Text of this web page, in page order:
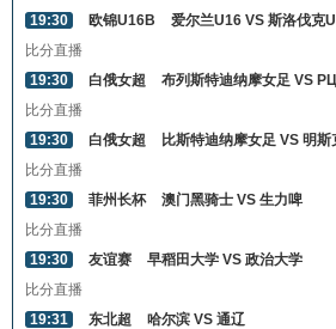
19:30
欧锦U16B
爱尔兰U16 VS 斯洛伐克
比分直播
19:30
白俄女超
布列斯特迪纳摩女足 VS
比分直播
19:30
白俄女超
比斯特迪纳摩女足 VS 明
比分直播
19:30
菲州长杯
澳门黑骑士 VS 生力啤
比分直播
19:30
友谊赛
早稻田大学 VS 政治大学
比分直播
19:31
东北超
哈尔滨 VS 通辽